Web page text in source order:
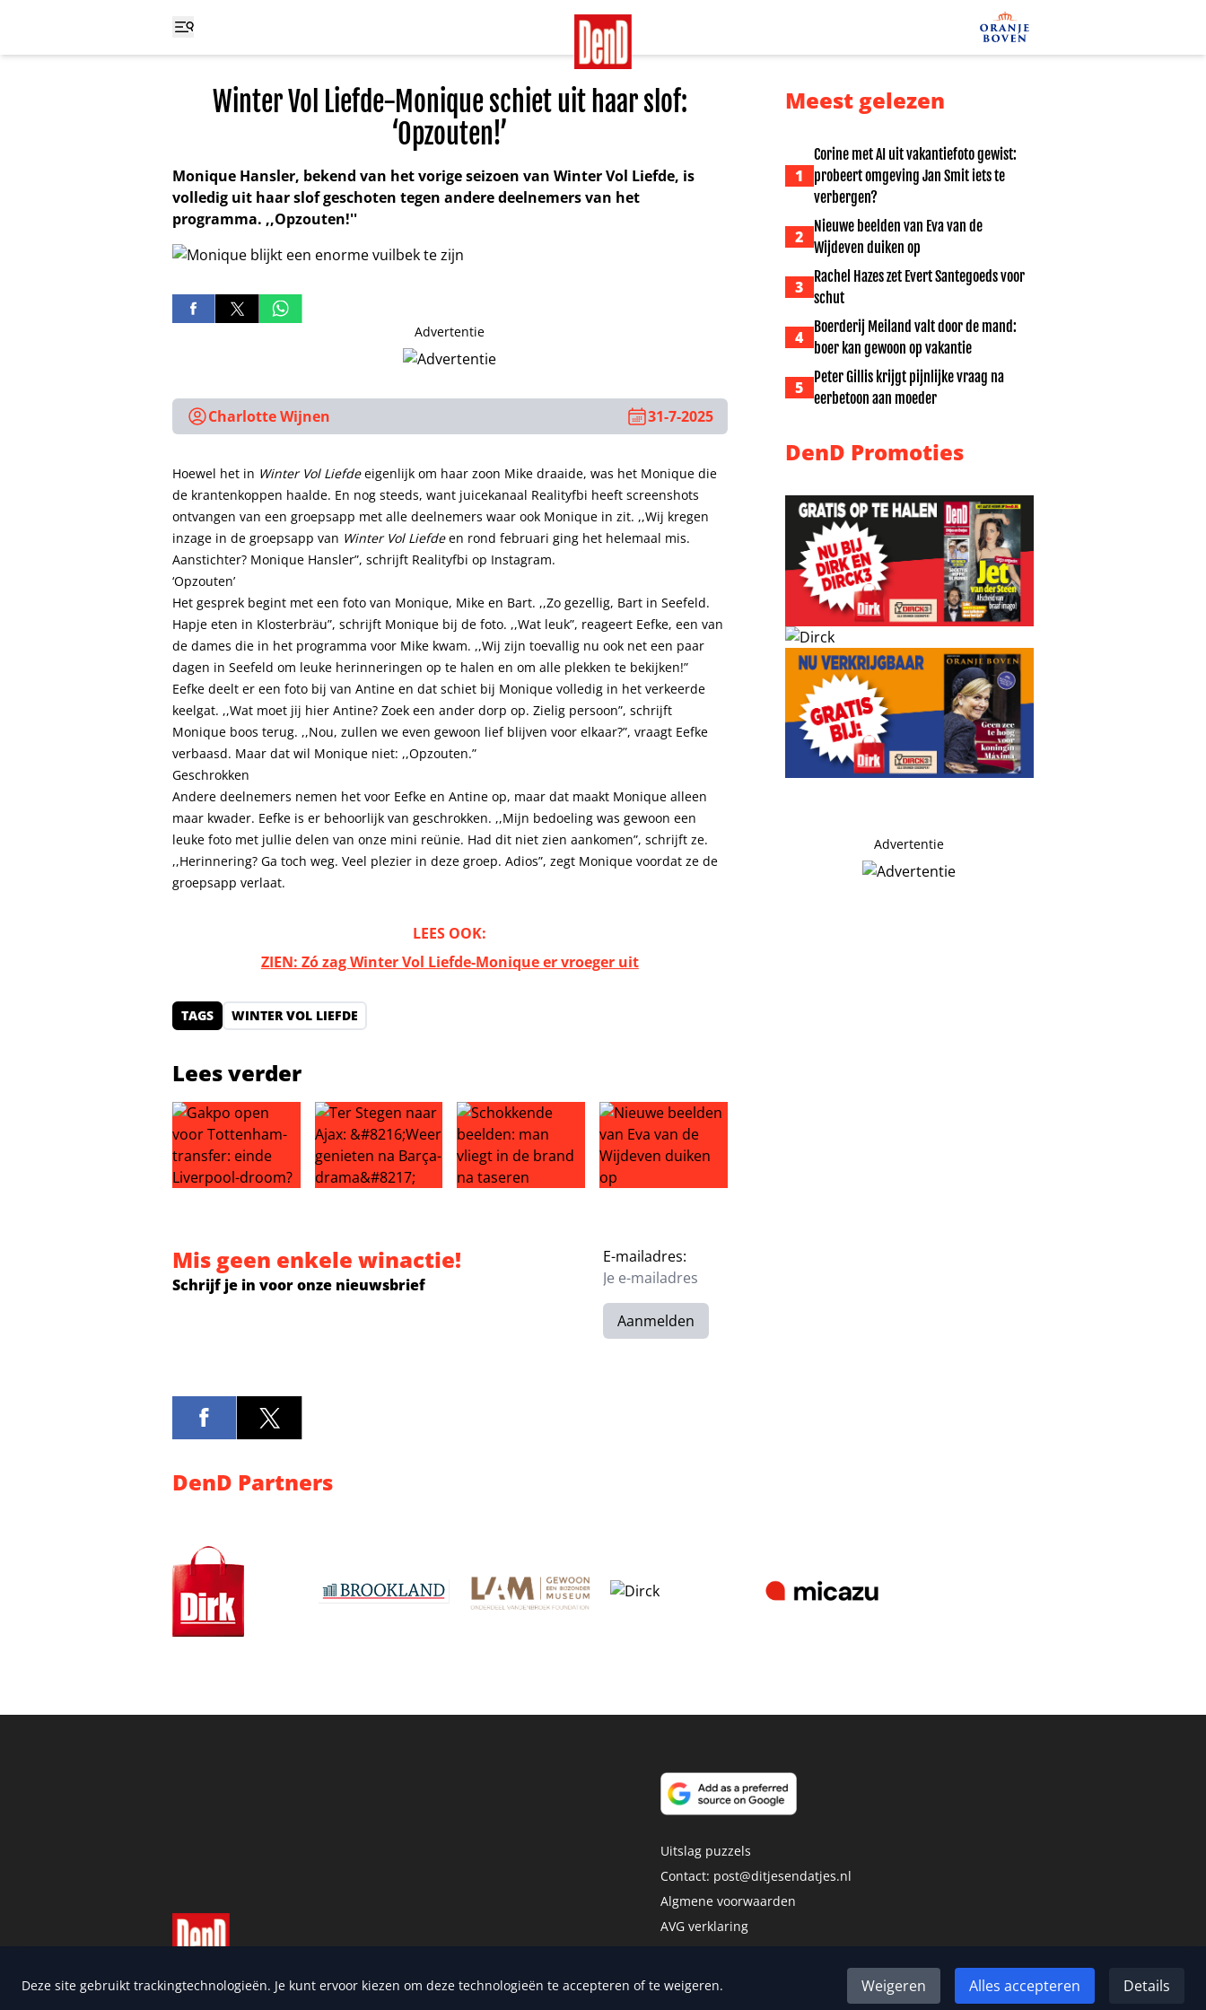
Winter Vol Liefde-Monique schiet uit haar slof:
‘Opzouten!’
Monique Hansler, bekend van het vorige seizoen van Winter Vol Liefde, is
volledig uit haar slof geschoten tegen andere deelnemers van het
programma. ,,Opzouten!''
Advertentie
Charlotte Wijnen 31-7-2025
Hoewel het in Winter Vol Liefdeeigenlijk om haar zoon Mike draaide, was het Monique die
de krantenkoppen haalde. En nog steeds, want juicekanaal Realityfbi heeft screenshots
ontvangen van een groepsapp met alle deelnemers waar ook Monique in zit. ,,Wij kregen
inzage in de groepsapp van Winter Vol Liefdeen rond februari ging het helemaal mis.
Aanstichter? Monique Hansler”, schrijft Realityfbi op Instagram.
‘Opzouten’
Het gesprek begint met een foto van Monique, Mike en Bart. ,,Zo gezellig, Bart in Seefeld.
Hapje eten in Klosterbräu”, schrijft Monique bij de foto. ,,Wat leuk”, reageert Eefke, een van
de dames die in het programma voor Mike kwam. ,,Wij zijn toevallig nu ook net een paar
dagen in Seefeld om leuke herinneringen op te halen en om alle plekken te bekijken!”
Eefke deelt er een foto bij van Antine en dat schiet bij Monique volledig in het verkeerde
keelgat. ,,Wat moet jij hier Antine? Zoek een ander dorp op. Zielig persoon”, schrijft
Monique boos terug. ,,Nou, zullen we even gewoon lief blijven voor elkaar?”, vraagt Eefke
verbaasd. Maar dat wil Monique niet: ,,Opzouten.”
Geschrokken
Andere deelnemers nemen het voor Eefke en Antine op, maar dat maakt Monique alleen
maar kwader. Eefke is er behoorlijk van geschrokken. ,,Mijn bedoeling was gewoon een
leuke foto met jullie delen van onze mini reünie. Had dit niet zien aankomen”, schrijft ze.
,,Herinnering? Ga toch weg. Veel plezier in deze groep. Adios”, zegt Monique voordat ze de
groepsapp verlaat.
LEES OOK:
ZIEN: Zó zag Winter Vol Liefde-Monique er vroeger uit
TAGS WINTER VOL LIEFDE
Lees verder
Meest gelezen
1
Corine met AI uit vakantiefoto gewist:
probeert omgeving Jan Smit iets te
verbergen?
2
Nieuwe beelden van Eva van de
Wijdeven duiken op
3
Rachel Hazes zet Evert Santegoeds voor
schut
4
Boerderij Meiland valt door de mand:
boer kan gewoon op vakantie
5
Peter Gillis krijgt pijnlijke vraag na
eerbetoon aan moeder
DenD Promoties
Advertentie
Mis geen enkele winactie!
Schrijf je in voor onze nieuwsbrief
E-mailadres:
Aanmelden
DenD Partners
Uitslag puzzels
Contact: post@ditjesendatjes.nl
Algmene voorwaarden
AVG verklaring
Deze site gebruikt trackingtechnologieën. Je kunt ervoor kiezen om deze technologieën te accepteren of te weigeren.
Weigeren Alles accepteren Details